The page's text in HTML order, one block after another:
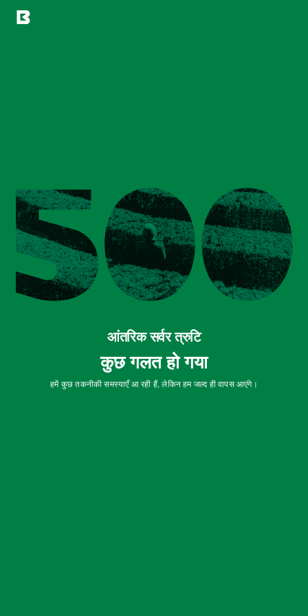
आंतरिक सर्वर त्रुटि
कुछ गलत हो गया
हमें कुछ तकनीकी समस्याएँ आ रही हैं, लेकिन हम जल्द ही वापस आएंगे।